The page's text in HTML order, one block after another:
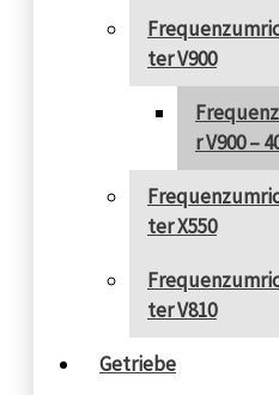
ter V900
r V900 –
ter X550
ter V810
Getriebe